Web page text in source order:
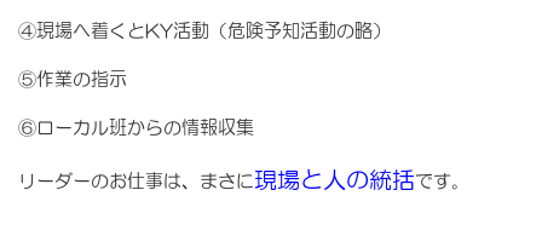
④現場へ着くとKY活動（危険予知活動の略）
⑤作業の指示
⑥ローカル班からの情報収集
リーダーのお仕事は、まさに 現場と人の統括です。